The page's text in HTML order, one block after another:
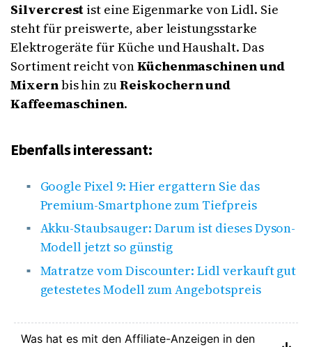
Silvercrest ist eine Eigenmarke von Lidl. Sie
steht für preiswerte, aber leistungsstarke
Elektrogeräte für Küche und Haushalt. Das
Sortiment reicht vonKüchenmaschinen und
Mixernbis hin zuReiskochern und
Kaffeemaschinen.
Ebenfalls interessant:
Google Pixel 9: Hier ergattern Sie das
Premium-Smartphone zum Tiefpreis
Akku-Staubsauger: Darum ist dieses Dyson-
Modell jetzt so günstig
Matratze vom Discounter: Lidl verkauft gut
getestetes Modell zum Angebotspreis
Was hat es mit den Affiliate-Anzeigen in den